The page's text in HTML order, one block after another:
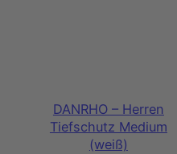
DANRHO – Herren
Tiefschutz Medium
(weiß)